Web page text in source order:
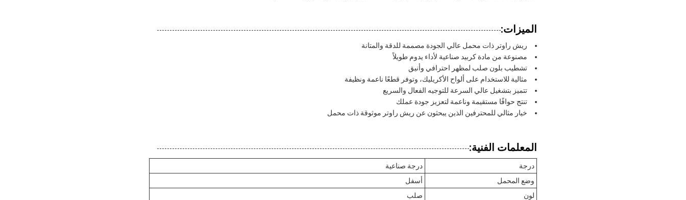
الميزات:
ريش راوتر ذات محمل عالي الجودة مصممة للدقة والمتانة
مصنوعة من مادة كربيد صناعية لأداء يدوم طويلاً
تشطيب بلون صلب لمظهر احترافي وأنيق
مثالية للاستخدام على ألواح الأكريليك، وتوفر قطعًا ناعمة ونظيفة
تتميز بتشغيل عالي السرعة للتوجيه الفعال والسريع
تنتج حوافًا مستقيمة وناعمة لتعزيز جودة عملك
خيار مثالي للمحترفين الذين يبحثون عن ريش راوتر موثوقة ذات محمل
المعلمات الفنية:
درجة
درجة صناعية
وضع المحمل
أسفل
لون
صلب